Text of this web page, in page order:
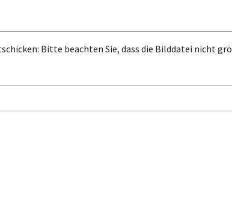
Bitte beachten Sie, dass die Bilddatei nicht